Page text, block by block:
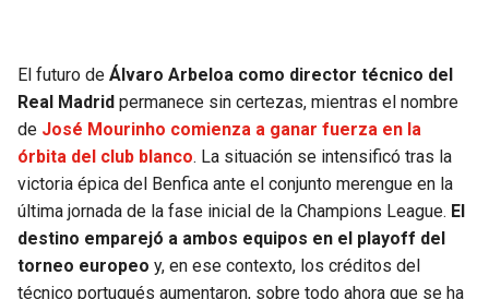
El futuro de Álvaro Arbeloa como director técnico del
Real Madrid permanece sin certezas, mientras el nombre
de José Mourinho comienza a ganar fuerza en la
órbita del club blanco. La situación se intensificó tras la
victoria épica del Benfica ante el conjunto merengue en la
última jornada de la fase inicial de la Champions League. El
destino emparejó a ambos equipos en el playoff del
torneo europeo y, en ese contexto, los créditos del
técnico portugués aumentaron, sobre todo ahora que se ha